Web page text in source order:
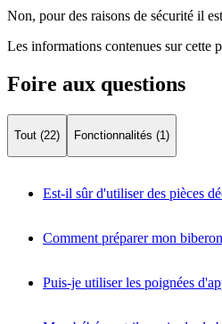
Non, pour des raisons de sécurité il
Les informations contenues sur cette
Foire aux questions
Tout (22) Fonctionnalités (1)
Est-il sûr d'utiliser des pièces
Comment préparer mon
Puis-je utiliser les poignées